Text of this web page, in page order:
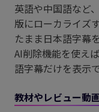
英語や中国語など
版にローカライズ
たまま日本語字幕
AI削除機能を使え
語字幕だけを表示
教材やレビュー動